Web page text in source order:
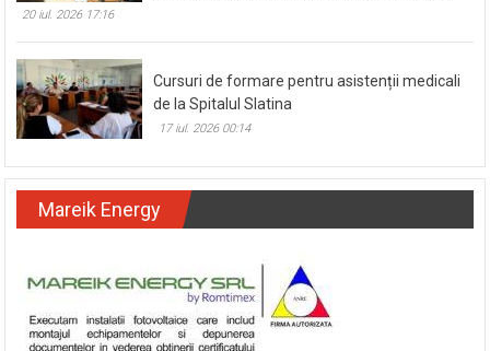
20 iul. 2026 17:16
Cursuri de formare pentru asistenții medicali
de la Spitalul Slatina
17 iul. 2026 00:14
Mareik Energy